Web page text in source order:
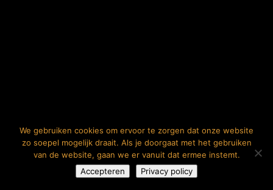
We gebruiken cookies om ervoor te zorgen dat onze website
zo soepel mogelijk draait. Als je doorgaat met het gebruiken
van de website, gaan we er vanuit dat ermee instemt.
Accepteren
Privacy policy